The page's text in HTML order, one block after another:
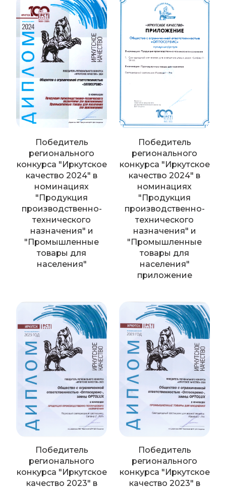
Победитель
регионального
конкурса "Иркутское
качество 2024" в
номинациях
"Продукция
производственно-
технического
назначения" и
"Промышленные
товары для
населения"
Победитель
регионального
конкурса "Иркутское
качество 2024" в
номинациях
"Продукция
производственно-
технического
назначения" и
"Промышленные
товары для
населения"
приложение
Победитель
регионального
конкурса "Иркутское
качество 2023" в
Победитель
регионального
конкурса "Иркутское
качество 2023" в